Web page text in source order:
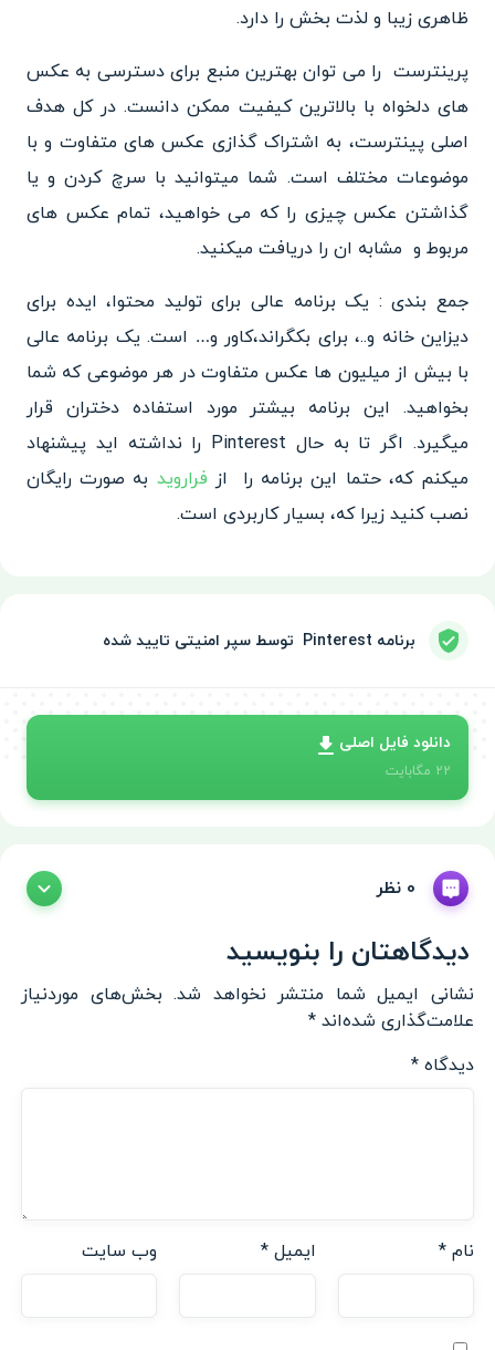
ظاهری زیبا و لذت بخش را دارد.
پرینترست ‏ را می توان بهترین منبع برای دسترسی به عکس
های دلخواه با بالاترین کیفیت ممکن دانست. در کل هدف
اصلی پینترست، به اشتراک گذازی عکس های متفاوت و با
موضوعات مختلف است. شما میتوانید با سرچ کردن و یا
گذاشتن عکس چیزی را که می خواهید، تمام عکس های
مربوط و مشابه ان را دریافت میکنید.
جمع بندی : یک برنامه عالی برای تولید محتوا، ایده برای
دیزاین خانه و..، برای بکگراند،کاور و… است. یک برنامه عالی
با بیش از میلیون ها عکس متفاوت در هر موضوعی که شما
بخواهید. این برنامه بیشتر مورد استفاده دختران قرار
میگیرد. اگر تا به حال Pinterest ‏را نداشته اید پیشنهاد
میکنم که، حتما این برنامه را از فراروید به صورت رایگان
نصب کنید زیرا که، بسیار کاربردی است.
برنامه Pinterest ‏ توسط سپر امنیتی تایید شده
دانلود فایل اصلی
22 مگابایت
0 نظر
دیدگاهتان را بنویسید
نشانی ایمیل شما منتشر نخواهد شد. بخش‌های موردنیاز
علامت‌گذاری شده‌اند *
دیدگاه *
نام * ایمیل* وب‌ سایت